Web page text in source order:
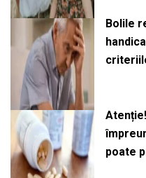
Bolile
poate